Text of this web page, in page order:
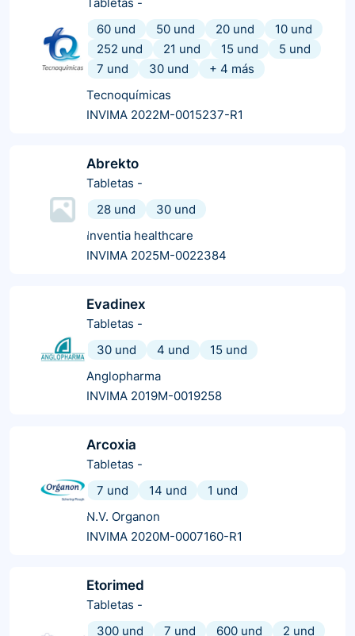
60 und
50 und 20 und
10 und
252 und
21 und 15 und
5 und
7 und
30 und + 4 más
Tecnoquímicas
INVIMA 2022M-0015237-R1
Abrekto
Tabletas -
28 und
30 und
Inventia healthcare
INVIMA 2025M-0022384
Evadinex
Tabletas -
30 und
4 und
15 und
Anglopharma
INVIMA 2019M-0019258
Arcoxia
Tabletas -
7 und
14 und
1 und
N.V. Organon
INVIMA 2020M-0007160-R1
Etorimed
Tabletas -
300 und
7 und 600 und 2 und